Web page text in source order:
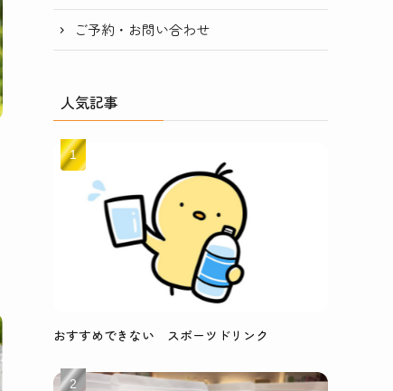
ご予約・お問い合わせ
人気記事
おすすめできない スポーツドリンク